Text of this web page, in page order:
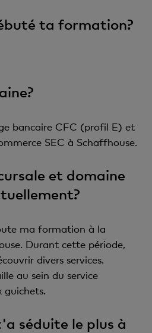
ta formation?
bancaire CFC (profil E) et
SEC à Schaffhouse.
et domaine
ma formation à la
Durant cette période,
divers services.
au sein du service
guichets.
séduite le plus à